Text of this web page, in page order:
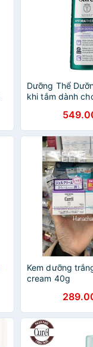
Dưỡng Thể
khi tắm dành
Therapy Itch
Moisturizer
Kem dưỡng
cream 40g